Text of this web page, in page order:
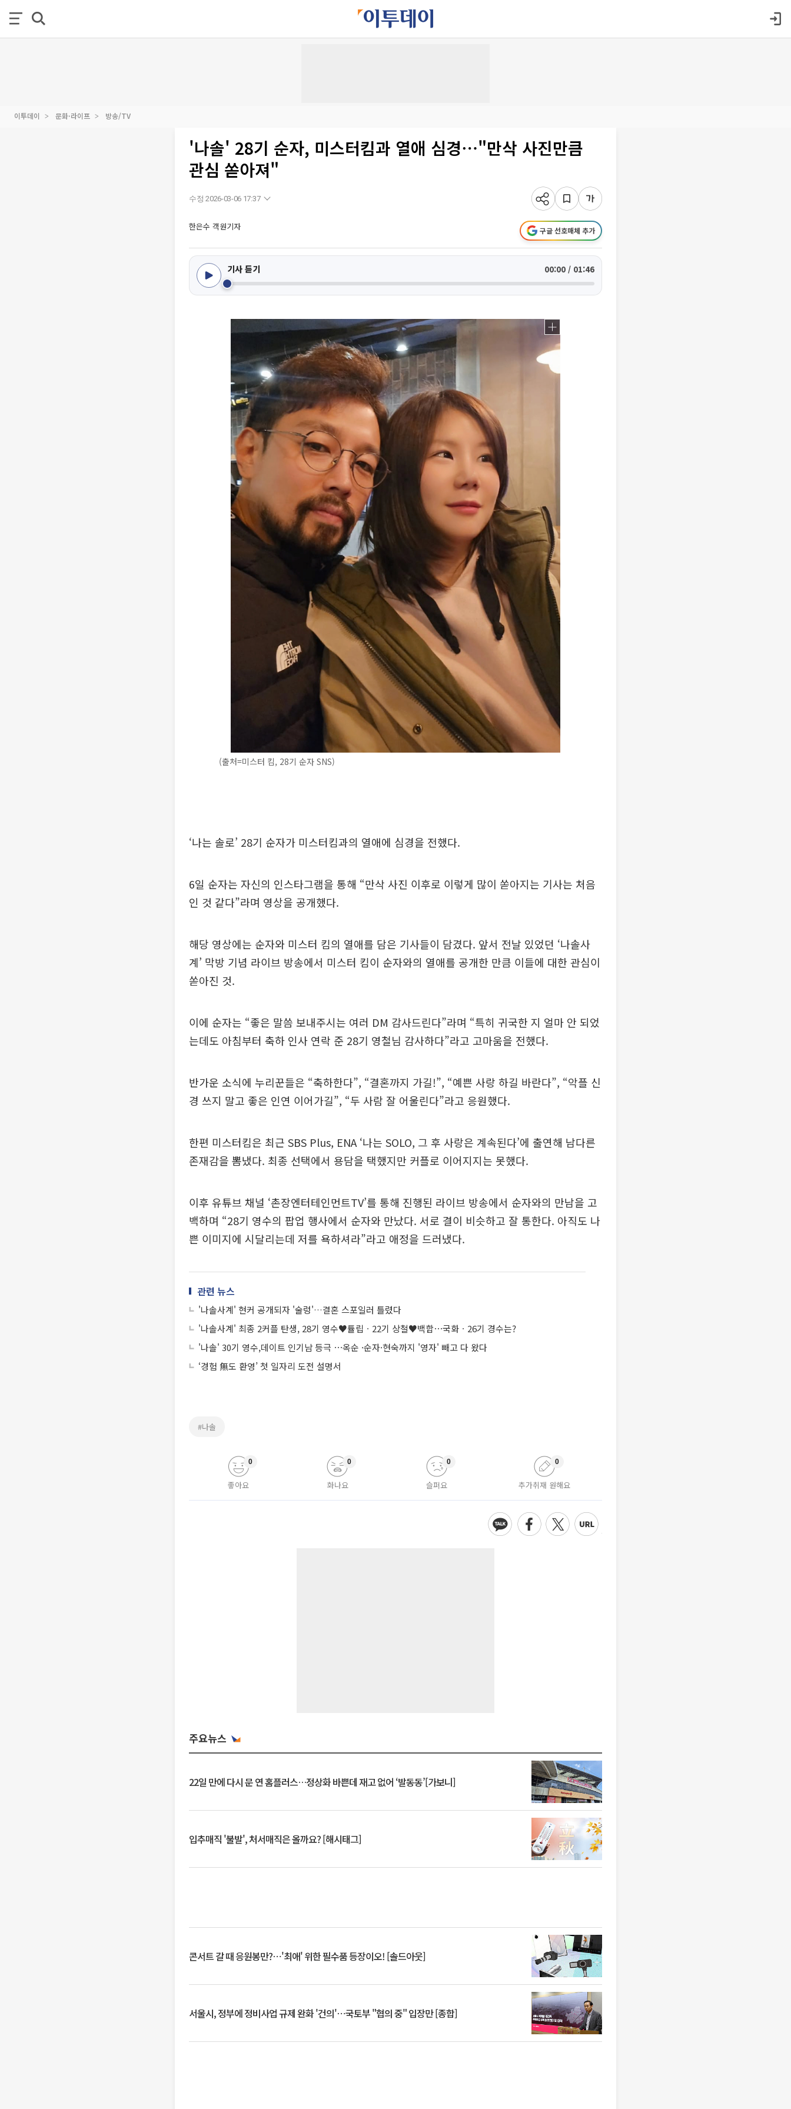
이투데이 문화·라이프 방송/TV
'나솔' 28기 순자, 미스터킴과 열애 심경⋯"만삭 사진만큼
관심 쏟아져"
수정 2026-03-06 17:37
한은수 객원기자 구글 선호매체 추가
기사 듣기 00:00 / 01:46
(출처=미스터 킴, 28기 순자 SNS)
‘나는 솔로’ 28기 순자가 미스터킴과의 열애에 심경을 전했다.
6일 순자는 자신의 인스타그램을 통해 “만삭 사진 이후로 이렇게 많이 쏟아지는 기사는 처음
인 것 같다”라며 영상을 공개했다.
해당 영상에는 순자와 미스터 킴의 열애를 담은 기사들이 담겼다. 앞서 전날 있었던 ‘나솔사
계’ 막방 기념 라이브 방송에서 미스터 킴이 순자와의 열애를 공개한 만큼 이들에 대한 관심이
쏟아진 것.
이에 순자는 “좋은 말씀 보내주시는 여러 DM 감사드린다”라며 “특히 귀국한 지 얼마 안 되었
는데도 아침부터 축하 인사 연락 준 28기 영철님 감사하다”라고 고마움을 전했다.
반가운 소식에 누리꾼들은 “축하한다”, “결혼까지 가길!”, “예쁜 사랑 하길 바란다”, “악플 신
경 쓰지 말고 좋은 인연 이어가길”, “두 사람 잘 어울린다”라고 응원했다.
한편 미스터킴은 최근 SBS Plus, ENA ‘나는 SOLO, 그 후 사랑은 계속된다’에 출연해 남다른
존재감을 뽐냈다. 최종 선택에서 용담을 택했지만 커플로 이어지지는 못했다.
이후 유튜브 채널 ‘촌장엔터테인먼트TV’를 통해 진행된 라이브 방송에서 순자와의 만남을 고
백하며 “28기 영수의 팝업 행사에서 순자와 만났다. 서로 결이 비슷하고 잘 통한다. 아직도 나
쁜 이미지에 시달리는데 저를 욕하셔라”라고 애정을 드러냈다.
관련 뉴스
'나솔사계' 현커 공개되자 '술렁'…결혼 스포일러 틀렸다
'나솔사계' 최종 2커플 탄생, 28기 영수♥튤립ㆍ22기 상철♥백합⋯국화ㆍ26기 경수는?
'나솔' 30기 영수,데이트 인기남 등극 ⋯옥순 ·순자·현숙까지 '영자' 빼고 다 왔다
‘경험 無도 환영’ 첫 일자리 도전 설명서
#나솔
좋아요
0
화나요
0
슬퍼요
0
추가취재 원해요
0
주요뉴스
22일 만에 다시 문 연 홈플러스…정상화 바쁜데 재고 없어 ‘발동동’[가보니]
입추매직 '불발', 처서매직은 올까요? [해시태그]
콘서트 갈 때 응원봉만?⋯'최애' 위한 필수품 등장이오! [솔드아웃]
서울시, 정부에 정비사업 규제 완화 '건의'⋯국토부 "협의 중" 입장만 [종합]